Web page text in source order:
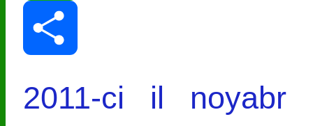
WhatsApp
Share
2011-ci il noyabr